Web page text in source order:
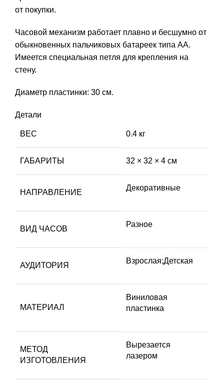
от покупки.
Часовой механизм работает плавно и бесшумно от
обыкновенных пальчиковых батареек типа АА.
Имеется специальная петля для крепления на
стену.
Диаметр пластинки: 30 см.
Детали
ВЕС 0.4 кг
ГАБАРИТЫ 32 × 32 × 4 см
НАПРАВЛЕНИЕ
Декоративные
ВИД ЧАСОВ
Разное
АУДИТОРИЯ
Взрослая;Детская
МАТЕРИАЛ
Виниловая
пластинка
МЕТОД
ИЗГОТОВЛЕНИЯ
Вырезается
лазером